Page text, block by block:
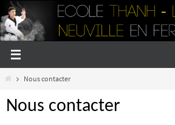
Passer
vers
le
contenu
HomeNous contacter
Nous contacter